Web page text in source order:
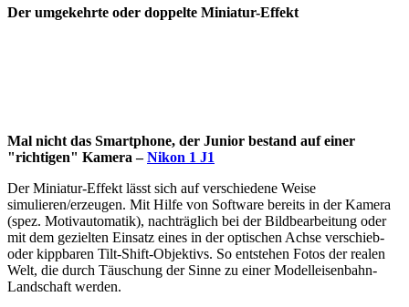
Der umgekehrte oder doppelte Miniatur-Effekt
Mal nicht das Smartphone, der Junior bestand auf einer
"richtigen" Kamera –Nikon 1 J1
Der Miniatur-Effekt lässt sich auf verschiedene Weise
simulieren/erzeugen. Mit Hilfe von Software bereits in der Kamera
(spez. Motivautomatik), nachträglich bei der Bildbearbeitung oder
mit dem gezielten Einsatz eines in der optischen Achse verschieb-
oder kippbaren Tilt-Shift-Objektivs. So entstehen Fotos der realen
Welt, die durch Täuschung der Sinne zu einer Modelleisenbahn-
Landschaft werden.